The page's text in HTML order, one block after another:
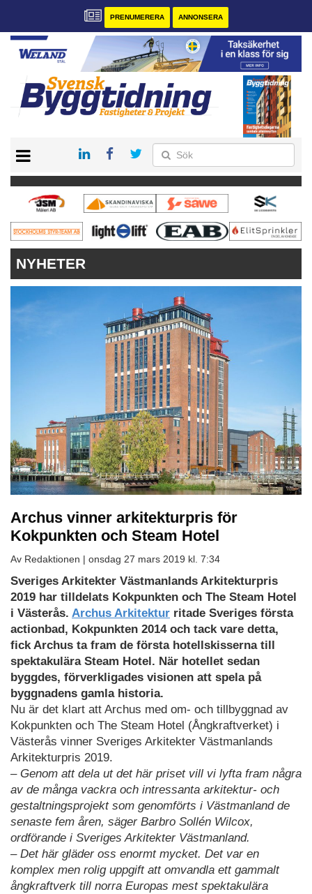
PRENUMERERA ANNONSERA
PRENUMERERA
VÅRA ANDRA MAGASIN
ANNONSERA
KONTAKT
NYHETER
Archus vinner arkitekturpris för
Kokpunkten och Steam Hotel
Av Redaktionen | onsdag 27 mars 2019 kl. 7:34
Sveriges Arkitekter Västmanlands Arkitekturpris
2019 har tilldelats Kokpunkten och The Steam Hotel
i Västerås. Archus Arkitektur ritade Sveriges första
actionbad, Kokpunkten 2014 och tack vare detta,
fick Archus ta fram de första hotellskisserna till
spektakulära Steam Hotel. När hotellet sedan
byggdes, förverkligades visionen att spela på
byggnadens gamla historia.
Nu är det klart att Archus med om- och tillbyggnad av
Kokpunkten och The Steam Hotel (Ångkraftverket) i
Västerås vinner Sveriges Arkitekter Västmanlands
Arkitekturpris 2019.
– Genom att dela ut det här priset vill vi lyfta fram några
av de många vackra och intressanta arkitektur- och
gestaltningsprojekt som genomförts i Västmanland de
senaste fem åren, säger Barbro Sollén Wilcox,
ordförande i Sveriges Arkitekter Västmanland.
– Det här gläder oss enormt mycket. Det var en
komplex men rolig uppgift att omvandla ett gammalt
ångkraftverk till norra Europas mest spektakulära